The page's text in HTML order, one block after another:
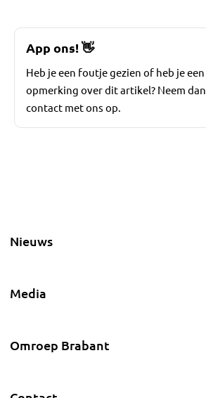
App ons!👋
Heb je een foutje gezien of heb je een
opmerking over dit artikel? Neem dan
contact met ons op.
Nieuws
Media
Omroep Brabant